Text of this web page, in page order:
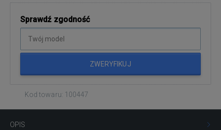
Sprawdź zgodność
ZWERYFIKUJ
Kod towaru: 100447
OPIS